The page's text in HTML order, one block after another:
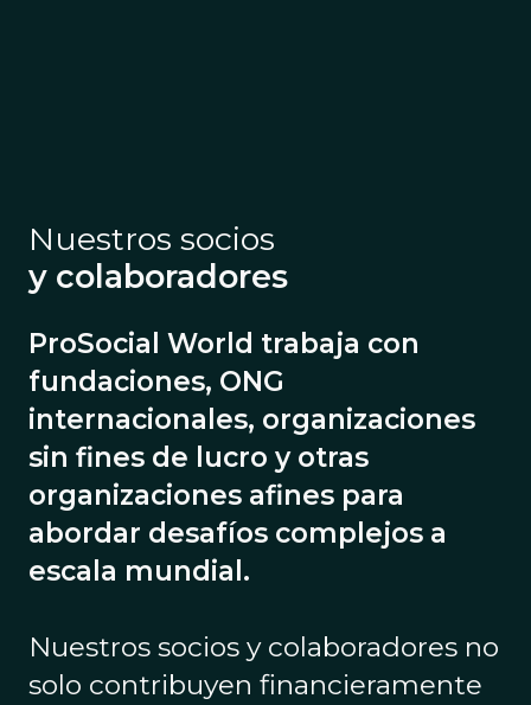
Nuestros socios
y colaboradores
ProSocial World trabaja con
fundaciones, ONG
internacionales, organizaciones
sin fines de lucro y otras
organizaciones afines para
abordar desafíos complejos a
escala mundial.
Nuestros socios y colaboradores no
solo contribuyen financieramente